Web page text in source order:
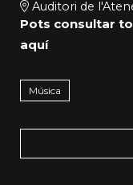
Auditori de
Pots consultar
aquí
Música